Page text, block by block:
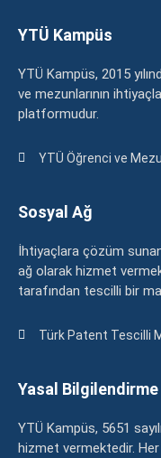
YTÜ Kampüs
YTÜ Kampüs, 2015
ve mezunlarının
platformudur.
YTÜ Öğrenci ve
Sosyal Ağ
İhtiyaçlara çözüm
ağ olarak hizmet
tarafından tescilli bir
Türk Patent Tescilli
Yasal Bilgilendirme
YTÜ Kampüs, 5651
hizmet vermektedir. Her